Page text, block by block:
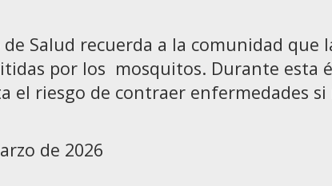
Salud recuerda a la comunidad
por los mosquitos. Durante esta
el riesgo de contraer enfermedades
de 2026